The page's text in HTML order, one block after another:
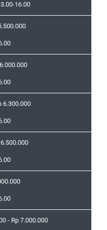
16.00
6.300.000
- Rp 7.000.000